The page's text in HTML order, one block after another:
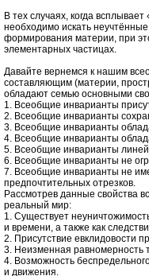
В тех случаях, когда
необходимо искать
формирования материи, при
элементарных частицах.
Давайте вернемся к нашим
составляющим (материи,
обладают семью основными
1. Всеобщие инварианты
2. Всеобщие инварианты
3. Всеобщие инварианты
4. Всеобщие инварианты
5. Всеобщие инварианты
6. Всеобщие инварианты не
7. Всеобщие инварианты не
предпочтительных отрезков.
Рассмотрев данные свойства
реальный мир:
1. Существует
и времени, а также как
2. Присутствие евклидовости
3. Неизменная равномерность
4. Возможность
и движения.